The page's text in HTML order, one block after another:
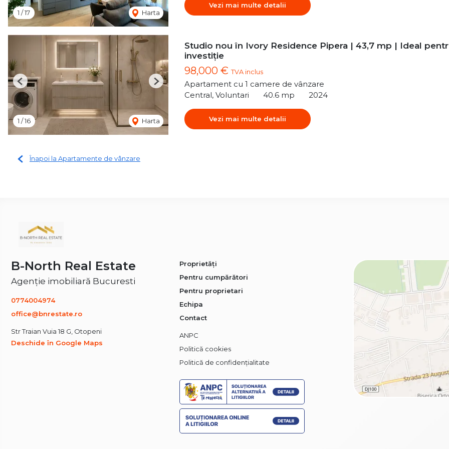
1 /17 Harta
Vezi mai multe detalii
1 /16 Harta
Previous Next
Studio nou în Ivory Residence Pipera | 43,7 mp | Ideal
investiție
98,000 € TVA inclus
Apartament cu 1 camere de vânzare
Central, Voluntari
40.6 mp 2024
Vezi mai multe detalii
Înapoi la Apartamente de vânzare
B-North Real Estate
Agenție imobiliară Bucuresti
0774004974
office@bnrestate.ro
Str Traian Vuia 18 G, Otopeni
Deschide în Google Maps
Proprietăți
Pentru cumpărători
Pentru proprietari
Echipa
Contact
ANPC
Politică cookies
Politică de confidențialitate